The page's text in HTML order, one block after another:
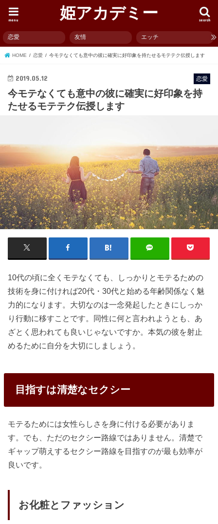
姫アカデミー search
menu
恋愛 友情 エッチ
HOME 恋愛 今モテなくても意中の彼に確実に好印象を持たせるモテテク伝授します
恋愛
2019.05.12
今モテなくても意中の彼に確実に好印象を持
たせるモテテク伝授します
10代の頃に全くモテなくても、しっかりとモテるための
技術を身に付ければ20代・30代と始める年齢関係なく魅
力的になります。大切なのは一念発起したときにしっか
り行動に移すことです。同性に何と言われようとも、あ
ざとく思われても良いじゃないですか。本気の彼を射止
めるために自分を大切にしましょう。
目指すは清楚なセクシー
モテるためには女性らしさを身に付ける必要がありま
す。でも、ただのセクシー路線ではありません。清楚で
ギャップ萌えするセクシー路線を目指すのが最も効率が
良いです。
お化粧とファッション